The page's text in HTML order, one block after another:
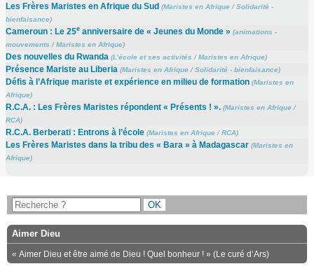
Les Frères Maristes en Afrique du Sud (Maristes en Afrique/Solidarité -
bienfaisance)
Cameroun : Le 25eanniversaire de « Jeunes du Monde » (animations -
mouvements /Maristes en Afrique)
Des nouvelles du Rwanda (L’école et ses activités /Maristes en Afrique)
Présence Mariste au Liberia (Maristes en Afrique/Solidarité - bienfaisance)
Défis à l’Afrique mariste et expérience en milieu de formation (Maristes en
Afrique)
R.C.A. : Les Frères Maristes répondent « Présents ! ». (Maristes en Afrique/
RCA)
R.C.A. Berberati : Entrons à l’école (Maristes en Afrique/RCA)
Les Frères Maristes dans la tribu des « Bara » à Madagascar (Maristes en
Afrique)
Aimer Dieu
« Aimer Dieu et être aimé de Dieu ! Quel bonheur ! » (Le curé d’Ars)